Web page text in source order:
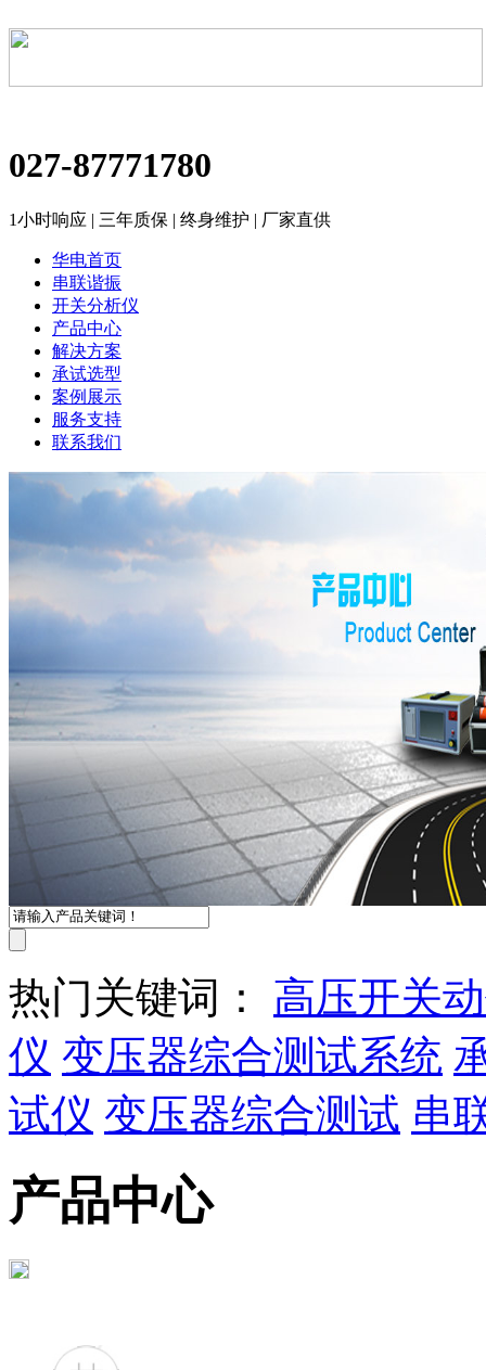
027-87771780
1小时响应 | 三年质保 | 终身维护 | 厂家直供
华电首页
串联谐振
开关分析仪
产品中心
解决方案
承试选型
案例展示
服务支持
联系我们
热门关键词： 高压开关
仪 变压器综合测试系统
试仪 变压器综合测试 串
产品中心